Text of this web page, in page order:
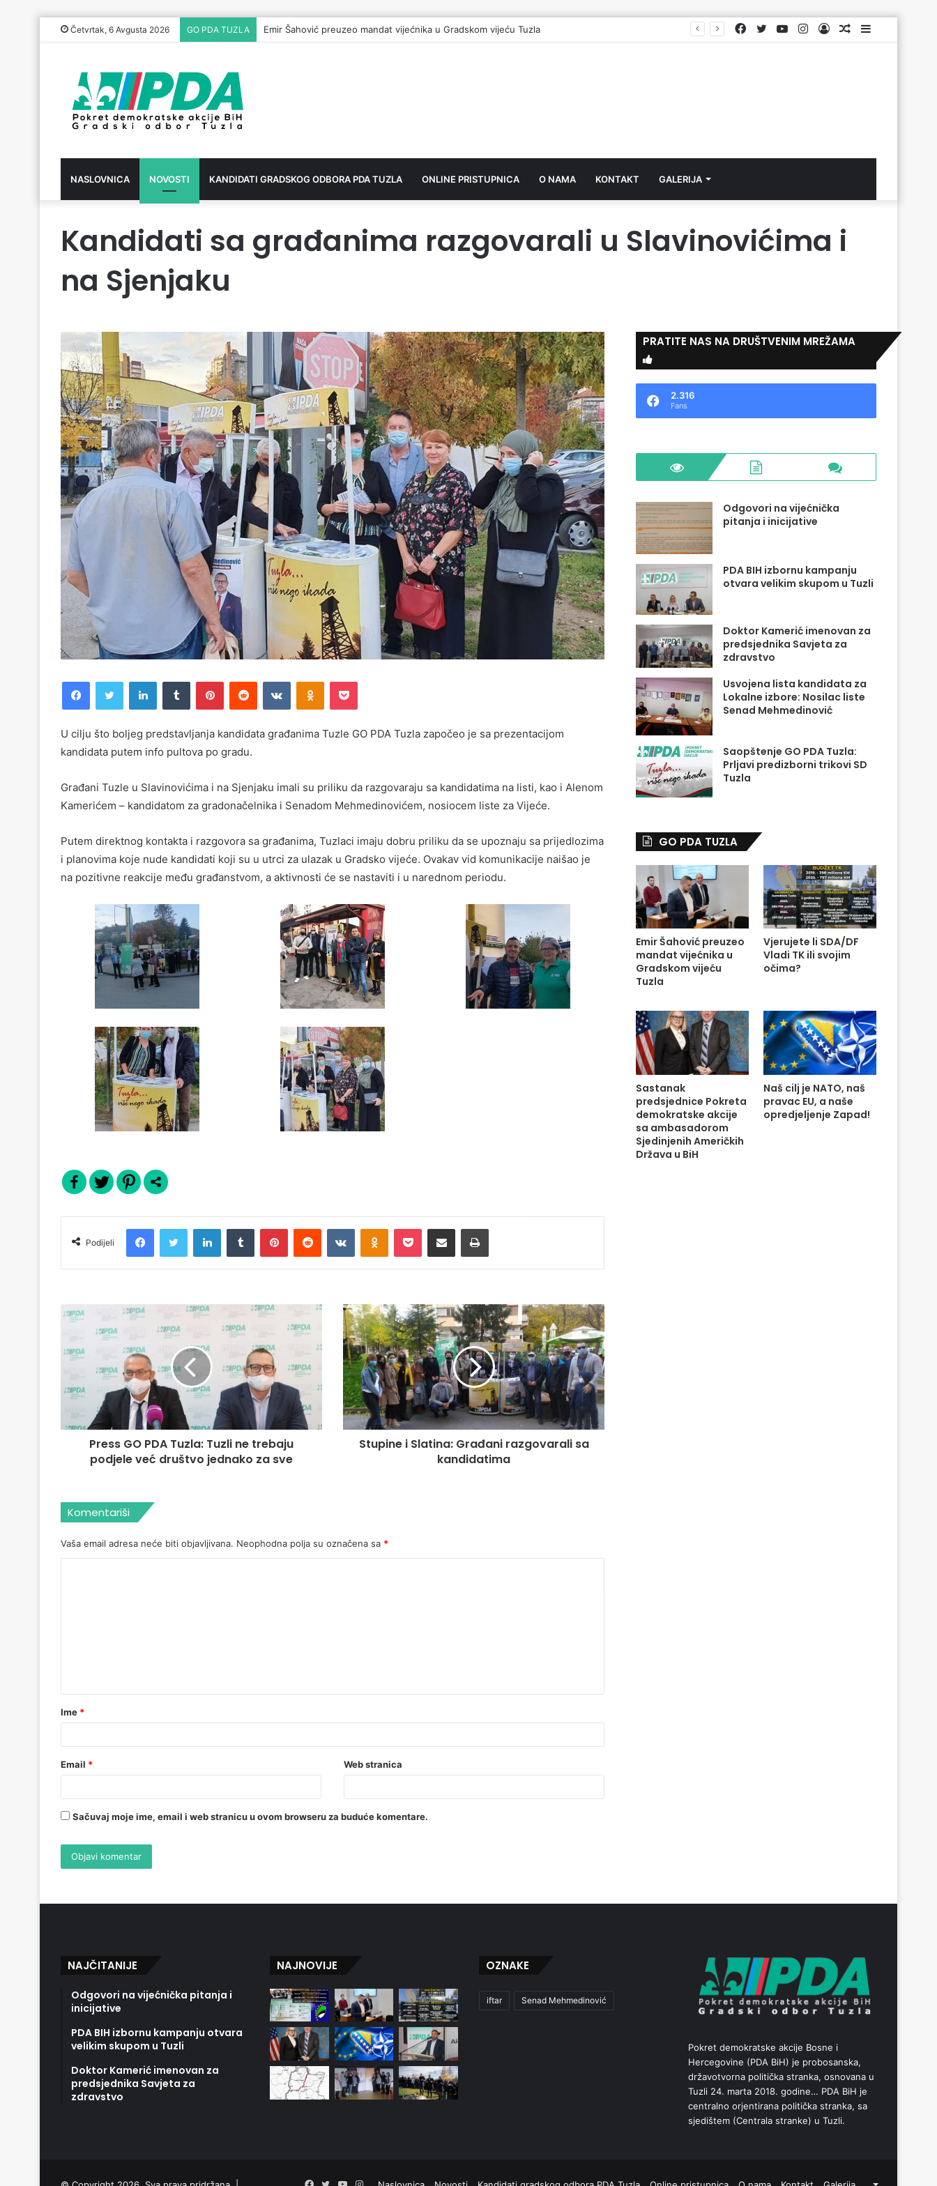
Četvrtak, 6 Avgusta 2026 GO PDA TUZLA Emir Šahović preuzeo mandat vijećnika u Gradskom vijeću Tuzla Aktuelno
Log
Instagram
YouTube
Twitter
Facebook
NASLOVNICA NOVOSTI KANDIDATI GRADSKOG ODBORA PDA TUZLA ONLINE PRISTUPNICA O NAMA KONTAKT GALERIJA
Kandidati sa građanima razgovarali u Slavinovićima i
na Sjenjaku
U cilju što boljeg predstavljanja kandidata građanima Tuzle GO PDA Tuzla započeo je sa prezentacijom
kandidata putem info pultova po gradu.
Građani Tuzle u Slavinovićima i na Sjenjaku imali su priliku da razgovaraju sa kandidatima na listi, kao i Alenom
Kamerićem – kandidatom za gradonačelnika i Senadom Mehmedinovićem, nosiocem liste za Vijeće.
Putem direktnog kontakta i razgovora sa građanima, Tuzlaci imaju dobru priliku da se upoznaju sa prijedlozima
i planovima koje nude kandidati koji su u utrci za ulazak u Gradsko vijeće. Ovakav vid komunikacije naišao je
na pozitivne reakcije među građanstvom, a aktivnosti će se nastaviti i u narednom periodu.
Podijeli
Press GO PDA Tuzla: Tuzli ne trebaju
podjele već društvo jednako za sve
Stupine i Slatina: Građani razgovarali sa
kandidatima
Komentariši
Vaša email adresa neće biti objavljivana. Neophodna polja su označena sa *
Ime *
Email * Web stranica
Sačuvaj moje ime, email i web stranicu u ovom browseru za buduće komentare.
PRATITE NAS NA DRUŠTVENIM MREŽAMA
2.316
Fans
Odgovori na vijećnička
pitanja i inicijative
PDA BIH izbornu kampanju
otvara velikim skupom u Tuzli
Doktor Kamerić imenovan za
predsjednika Savjeta za
zdravstvo
Usvojena lista kandidata za
Lokalne izbore: Nosilac liste
Senad Mehmedinović
Saopštenje GO PDA Tuzla:
Prljavi predizborni trikovi SD
Tuzla
GO PDA TUZLA
Emir Šahović preuzeo
mandat vijećnika u
Gradskom vijeću
Tuzla
Vjerujete li SDA/DF
Vladi TK ili svojim
očima?
Sastanak
predsjednice Pokreta
demokratske akcije
sa ambasadorom
Sjedinjenih Američkih
Država u BiH
Naš cilj je NATO, naš
pravac EU, a naše
opredjeljenje Zapad!
NAJČITANIJE
Odgovori na vijećnička pitanja i
inicijative
PDA BIH izbornu kampanju otvara
velikim skupom u Tuzli
Doktor Kamerić imenovan za
predsjednika Savjeta za
zdravstvo
NAJNOVIJE OZNAKE
iftar Senad Mehmedinović
Pokret demokratske akcije Bosne i
Hercegovine (PDA BiH) je probosanska,
državotvorna politička stranka, osnovana u
Tuzli 24. marta 2018. godine… PDA BiH je
centralno orjentirana politička stranka, sa
sjedištem (Centrala stranke) u Tuzli.